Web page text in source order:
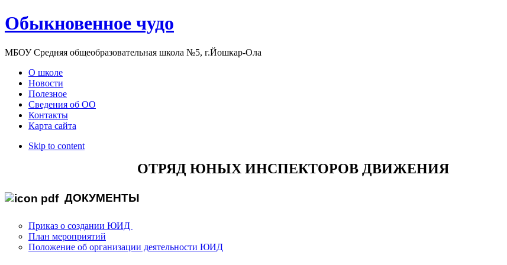
Обыкновенное чудо
МБОУ Средняя общеобразовательная школа №5, г.Йошкар-Ола
О школе
Новости
Полезное
Сведения об ОО
Контакты
Карта сайта
Skip to content
ОТРЯД ЮНЫХ ИНСПЕКТОРОВ ДВИЖЕНИЯ
ДОКУМЕНТЫ
Приказ о создании ЮИД
План мероприятий
Положение об организации деятельности ЮИД